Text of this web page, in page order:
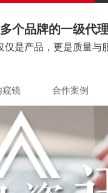
个品牌的一级代
仅是产品，更是质量与
窥镜 合作案例